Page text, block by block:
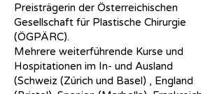
Preisträgerin der Österreichischen
Gesellschaft für Plastische Chirurgie
(ÖGPÄRC).
Mehrere weiterführende Kurse und
Hospitationen im In- und Ausland
(Schweiz (Zürich und Basel) , England